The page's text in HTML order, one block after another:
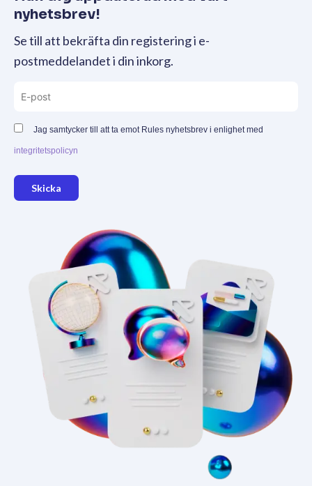
nyhetsbrev!
Se till att bekräfta din registering i e-
postmeddelandet i din inkorg.
Jag samtycker till att ta emot Rules nyhetsbrev i enlighet med
integritetspolicyn
Skicka